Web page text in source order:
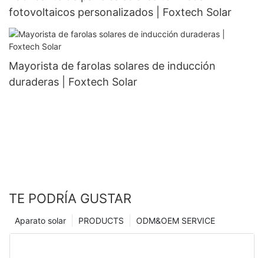
fotovoltaicos personalizados | Foxtech Solar
Mayorista de farolas solares de inducción
duraderas | Foxtech Solar
TE PODRÍA GUSTAR
ODM&OEM SERVICE
PRODUCTS
Aparato solar